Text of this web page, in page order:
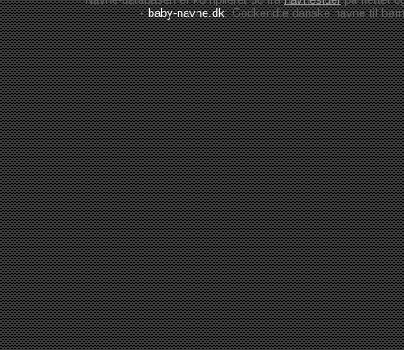
•baby-navne.dk: Godkendte danskenavne til børn